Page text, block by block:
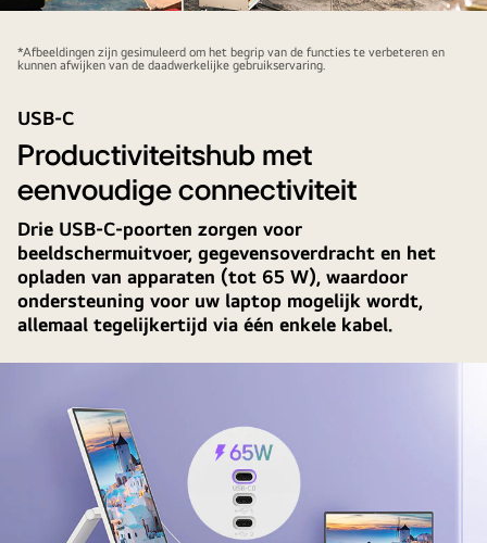
*Afbeeldingen zijn gesimuleerd om het begrip van de functies te verbeteren en
kunnen afwijken van de daadwerkelijke gebruikservaring.
USB-C
Productiviteitshub met
eenvoudige connectiviteit
Drie USB-C-poorten zorgen voor
beeldschermuitvoer, gegevensoverdracht en het
opladen van apparaten (tot 65 W), waardoor
ondersteuning voor uw laptop mogelijk wordt,
allemaal tegelijkertijd via één enkele kabel.